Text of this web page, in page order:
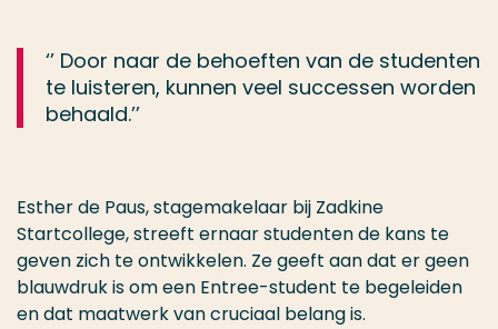
‘’ Door naar de behoeften van de studenten
te luisteren, kunnen veel successen worden
behaald.’’
Esther de Paus, stagemakelaar bij Zadkine
Startcollege, streeft ernaar studenten de kans te
geven zich te ontwikkelen. Ze geeft aan dat er geen
blauwdruk is om een Entree-student te begeleiden
en dat maatwerk van cruciaal belang is.